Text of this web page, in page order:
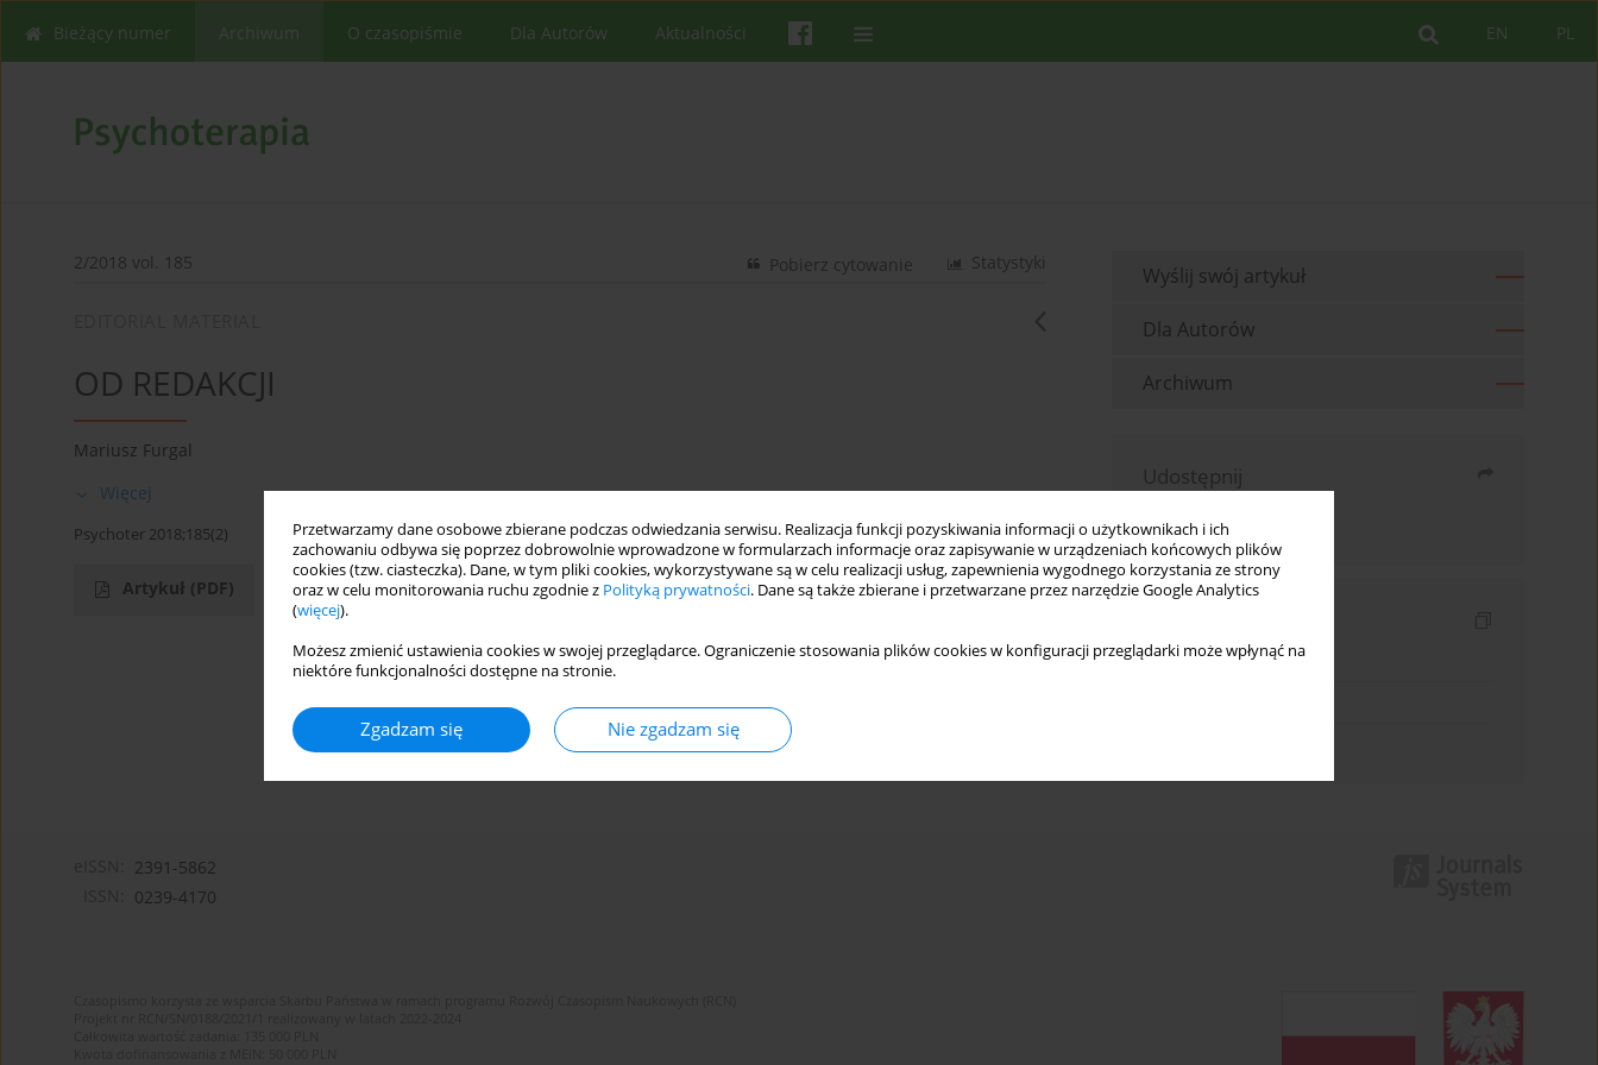
Przetwarzamy dane osobowe zbierane podczas odwiedzania serwisu. Realizacja funkcji pozyskiwania informacji o użytkownikach i ich
zachowaniu odbywa się poprzez dobrowolnie wprowadzone w formularzach informacje oraz zapisywanie w urządzeniach końcowych plików
cookies (tzw. ciasteczka). Dane, w tym pliki cookies, wykorzystywane są w celu realizacji usług, zapewnienia wygodnego korzystania ze strony
oraz w celu monitorowania ruchu zgodnie z Polityką prywatności. Dane są także zbierane i przetwarzane przez narzędzie Google Analytics
(więcej).
Możesz zmienić ustawienia cookies w swojej przeglądarce. Ograniczenie stosowania plików cookies w konfiguracji przeglądarki może wpłynąć na
niektóre funkcjonalności dostępne na stronie.
Zgadzam się Nie zgadzam się
PL
EN
Bieżący numer Archiwum O czasopiśmie Dla Autorów Aktualności
2/2018 vol. 185 Statystyki
Pobierz cytowanie
OD REDAKCJI
Mariusz Furgal
Więcej
Psychoter 2018;185(2)
Artykuł (PDF)
Wyślij swój artykuł
Dla Autorów
Archiwum
Udostępnij
Wyślij mailem
Indeks słów kluczowych
2391-5862
0239-4170